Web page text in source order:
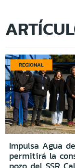
REGIONAL
Impulsa Agua
permitirá la